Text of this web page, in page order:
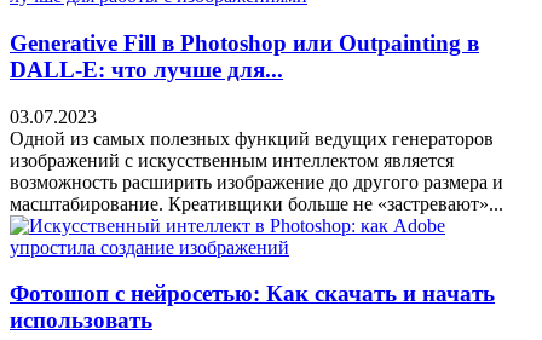
Generative Fill в Photoshop или Outpainting в
DALL-E: что лучше для...
03.07.2023
Одной из самых полезных функций ведущих генераторов
изображений с искусственным интеллектом является
возможность расширить изображение до другого размера и
масштабирование. Креативщики больше не «застревают»...
Фотошоп с нейросетью: Как скачать и начать
использовать